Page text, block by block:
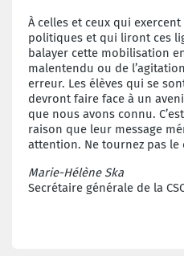
À celles et ceux qui
politiques et qui liront ces
balayer cette mobilisation
malentendu ou de
erreur. Les élèves qui se
devront faire face à un
que nous avons connu.
raison que leur message
attention. Ne tournez pas le
Marie-Hélène Ska
Secrétaire générale de la